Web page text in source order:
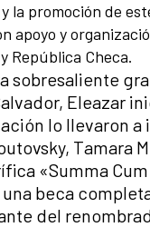
promoción de
apoyo y
República Checa.
sobresaliente
Eleazar
lo llevaron a
Tamara
«Summa
beca
del